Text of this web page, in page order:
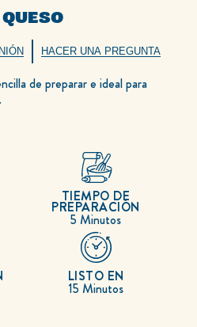
HACER UNA PREGUNTA
de preparar e ideal para
5 Minutos
TIEMPO DE
PREPARACIÓN
15 Minutos
LISTO EN